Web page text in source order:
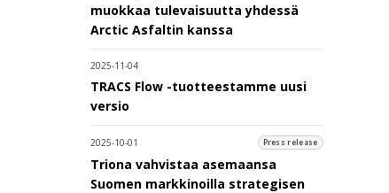
muokkaa tulevaisuutta yhdessä
Arctic Asfaltin kanssa
2025-11-04
TRACS Flow -tuotteestamme uusi
versio
2025-10-01 Press release
Triona vahvistaa asemaansa
Suomen markkinoilla strategisen